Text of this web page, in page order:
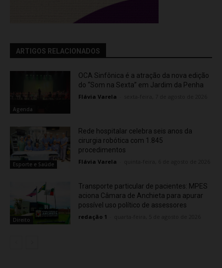
ARTIGOS RELACIONADOS
Agenda
OCA Sinfônica é a atração da nova edição
do “Som na Sexta” em Jardim da Penha
Flávia Varela
Esporte e Saúde
Rede hospitalar celebra seis anos da
cirurgia robótica com 1.845
procedimentos
Flávia Varela
Direito
Transporte particular de pacientes: MPES
aciona Câmara de Anchieta para apurar
possível uso político de assessores
redação 1